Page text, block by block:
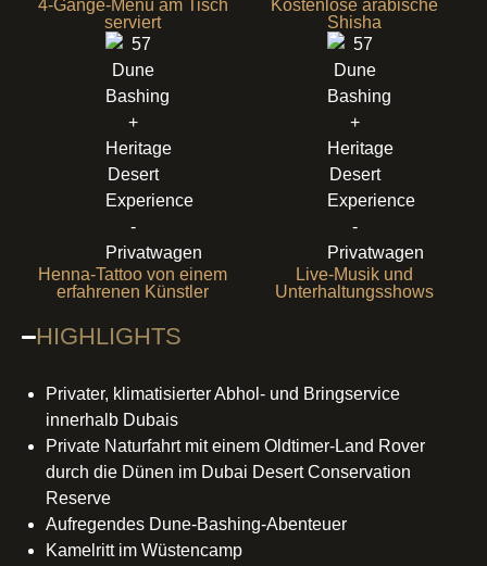
4-Gänge-Menü am Tisch
serviert
Kostenlose arabische
Shisha
Henna-Tattoo von einem
erfahrenen Künstler
Live-Musik und
Unterhaltungsshows
HIGHLIGHTS
Privater, klimatisierter Abhol- und Bringservice
innerhalb Dubais
Private Naturfahrt mit einem Oldtimer-Land Rover
durch die Dünen im Dubai Desert Conservation
Reserve
Aufregendes Dune-Bashing-Abenteuer
Kamelritt im Wüstencamp